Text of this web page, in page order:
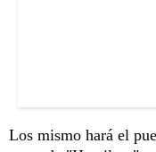
Los mismo hará el